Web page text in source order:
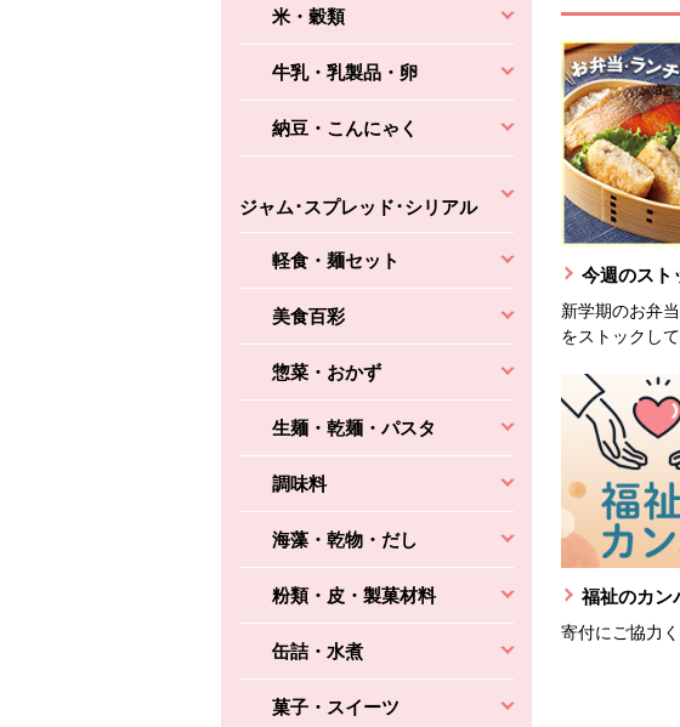
米・穀類
牛乳・乳製品・卵
納豆・こんにゃく
ジャム･スプレッド･シリアル
軽食・麺セット
美食百彩
惣菜・おかず
生麺・乾麺・パスタ
調味料
海藻・乾物・だし
粉類・皮・製菓材料
缶詰・水煮
菓子・スイーツ
今週のスト
新学期のお弁
をストックし
福祉のカン
寄付にご協力く